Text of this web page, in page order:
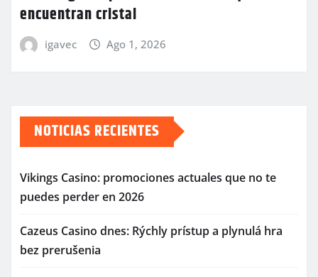
encuentran cristal
igavec Ago 1, 2026
NOTICIAS RECIENTES
Vikings Casino: promociones actuales que no te
puedes perder en 2026
Cazeus Casino dnes: Rýchly prístup a plynulá hra
bez prerušenia